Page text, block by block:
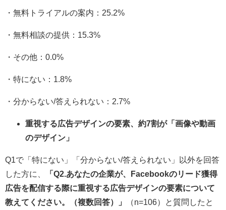
・無料トライアルの案内：25.2%
・無料相談の提供：15.3%
・その他：0.0%
・特にない：1.8%
・分からない/答えられない：2.7%
重視する広告デザインの要素、約7割が「画像や動画
のデザイン」
Q1で「特にない」「分からない/答えられない」以外を回答
した方に、
「Q2.あなたの企業が、Facebookのリード獲得
広告を配信する際に重視する広告デザインの要素について
教えてください。（複数回答）」
（n=106）と質問したと